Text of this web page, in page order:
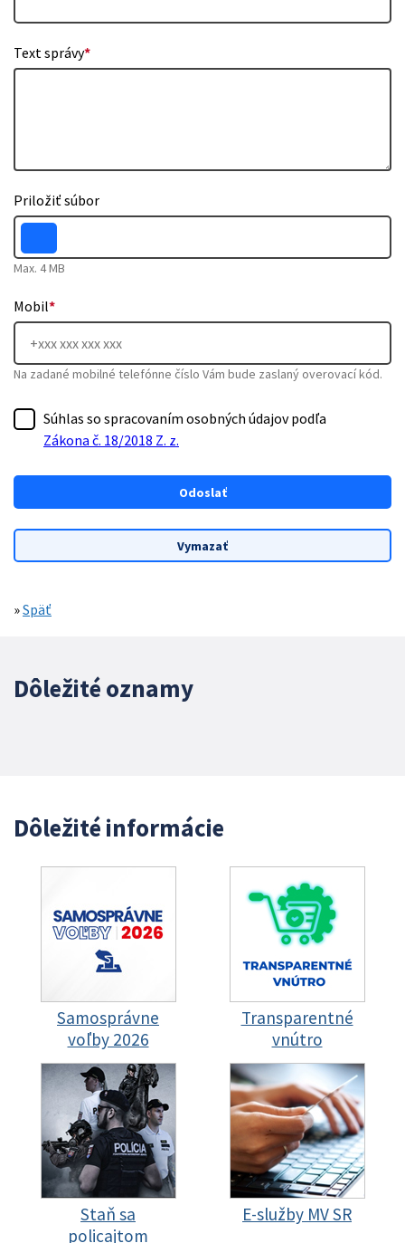
Text správy*
Priložiť súbor
Max. 4 MB
Mobil*
Na zadané mobilné telefónne číslo Vám bude zaslaný overovací kód.
Súhlas so spracovaním osobných údajov podľa
Zákona č. 18/2018 Z. z.
»Späť
Dôležité oznamy
Dôležité informácie
Samosprávne
voľby 2026
Transparentné
vnútro
Staň sa
policajtom
E-služby MV SR